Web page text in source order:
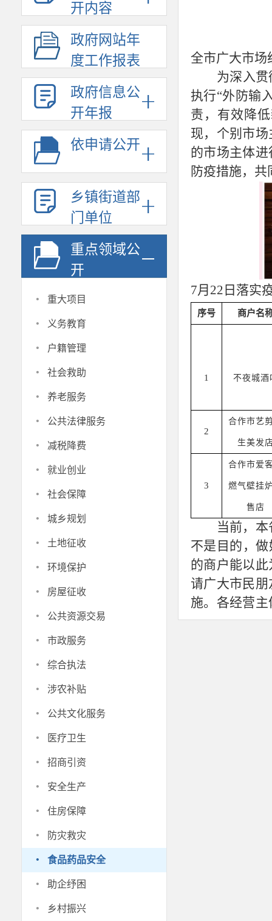
开内容
政府网站年
度工作报表
政府信息公
开年报
依申请公开
乡镇街道部
门单位
重点领域公
开
· 重大项目
· 义务教育
· 户籍管理
· 社会救助
· 养老服务
· 公共法律服务
· 减税降费
· 就业创业
· 社会保障
· 城乡规划
· 土地征收
· 环境保护
· 房屋征收
· 公共资源交易
· 市政服务
· 综合执法
· 涉农补贴
· 公共文化服务
· 医疗卫生
· 招商引资
· 安全生产
· 住房保障
· 防灾救灾
· 食品药品安全
· 助企纾困
· 乡村振兴
全市广大市场
为深入
执行“外防输
责，有效降
现，个别市
的市场主体
防疫措施，
7月 22 日落实
序号 商户名
1 不夜城酒
2
合作市艺
生美发
3
合作市爱
燃气壁挂
售店
当前，
不是目的，
的商户能以
请广大市民
施。各经营
情防控工作有